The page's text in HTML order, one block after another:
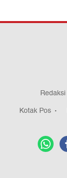
Redaksi
Kotak Pos